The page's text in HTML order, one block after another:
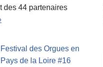
des 44 partenaires
Festival des Orgues en
Pays de la Loire #16